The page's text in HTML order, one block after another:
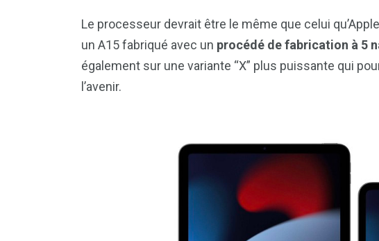
Le processeur devrait être le même que celui
un A15 fabriqué avec un procédé de fabrication à 5
également sur une variante “X” plus puissante qui
l’avenir.